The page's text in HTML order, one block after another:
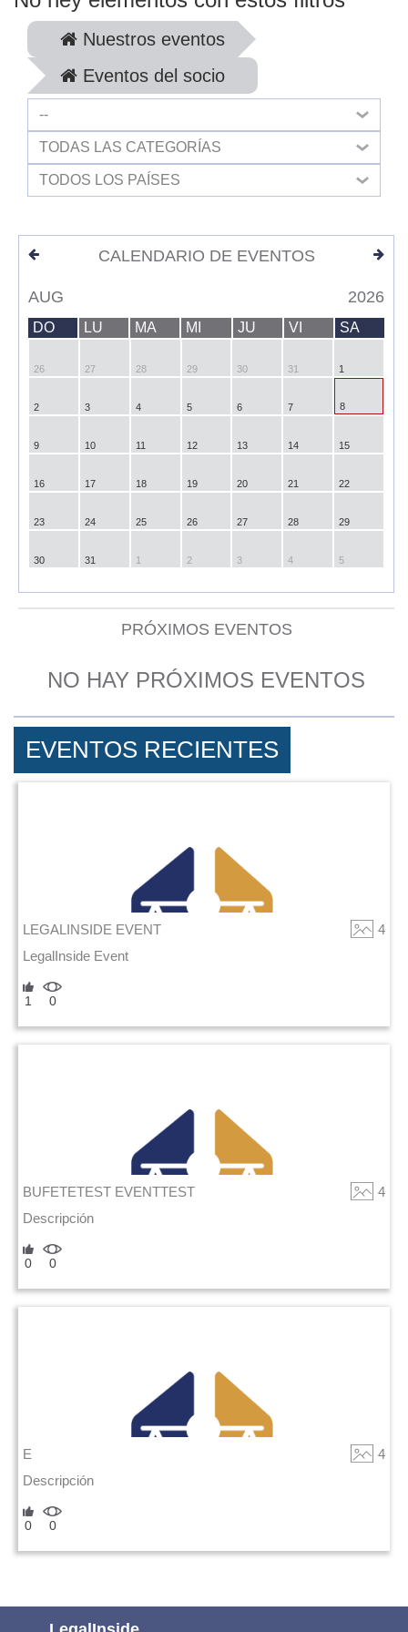
Nuestros eventos
Eventos del socio
--
TODAS LAS CATEGORÍAS
TODOS LOS PAÍSES
CALENDARIO DE EVENTOS
AUG 2026
DO LU MA MI JU VI SA
26 27 28 29 30 31 1
2 3 4 5 6 7 8
9 10 11 12 13 14 15
16 17 18 19 20 21 22
23 24 25 26 27 28 29
30 31 1 2 3 4 5
PRÓXIMOS EVENTOS
NO HAY PRÓXIMOS EVENTOS
EVENTOS RECIENTES
LEGALINSIDE EVENT
4
LegalInside Event
1 0
BUFETETEST EVENTTEST
4
Descripción
0 0
E
4
Descripción
0 0